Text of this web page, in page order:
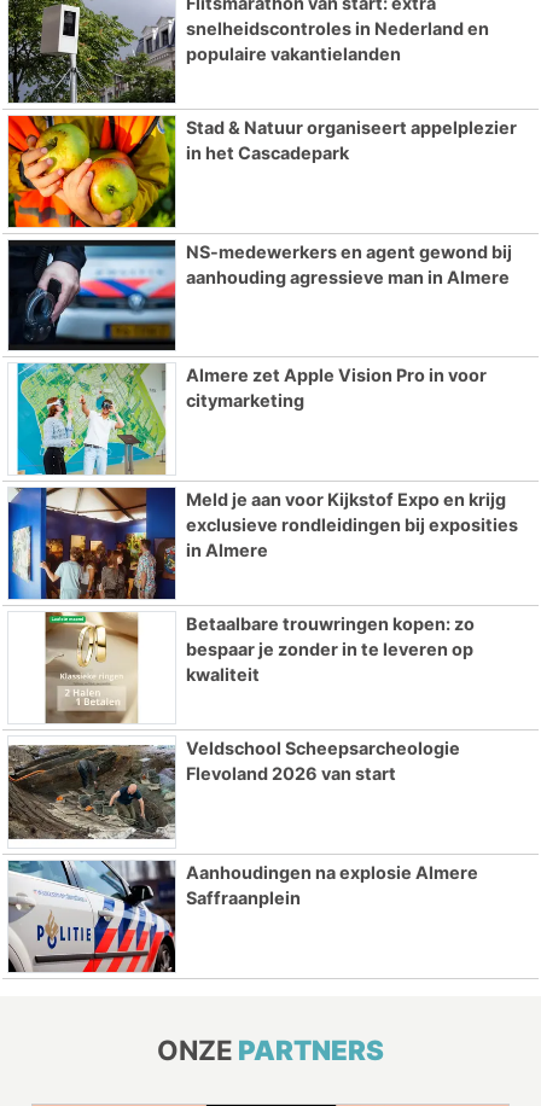
snelheidscontroles in Nederland en
populaire vakantielanden
Stad & Natuur organiseert appelplezier
in het Cascadepark
NS-medewerkers en agent gewond bij
aanhouding agressieve man in Almere
Almere zet Apple Vision Pro in voor
citymarketing
Meld je aan voor Kijkstof Expo en krijg
exclusieve rondleidingen bij exposities
in Almere
Betaalbare trouwringen kopen: zo
bespaar je zonder in te leveren op
kwaliteit
Veldschool Scheepsarcheologie
Flevoland 2026 van start
Aanhoudingen na explosie Almere
Saffraanplein
ONZE PARTNERS